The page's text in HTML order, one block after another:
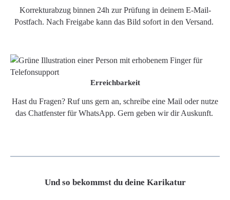
Korrekturabzug binnen 24h zur Prüfung in deinem E-Mail-
Postfach. Nach Freigabe kann das Bild sofort in den Versand.
Erreichbarkeit
Hast du Fragen? Ruf uns gern an, schreibe eine Mail oder nutze
das Chatfenster für WhatsApp. Gern geben wir dir Auskunft.
Und so bekommst du deine Karikatur